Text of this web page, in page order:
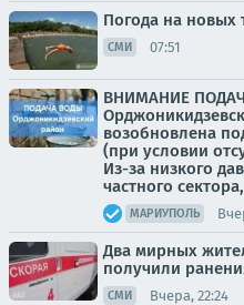
Погода на новых
СМИ 07:51
ВНИМАНИЕ
возобновлена
(при условии
Из-за низкого
частного
МАРИУПОЛЬ
Два мирных
получили
СМИ Вчера, 22:24